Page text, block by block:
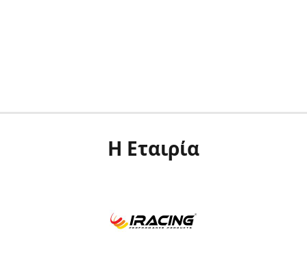
Η Εταιρία